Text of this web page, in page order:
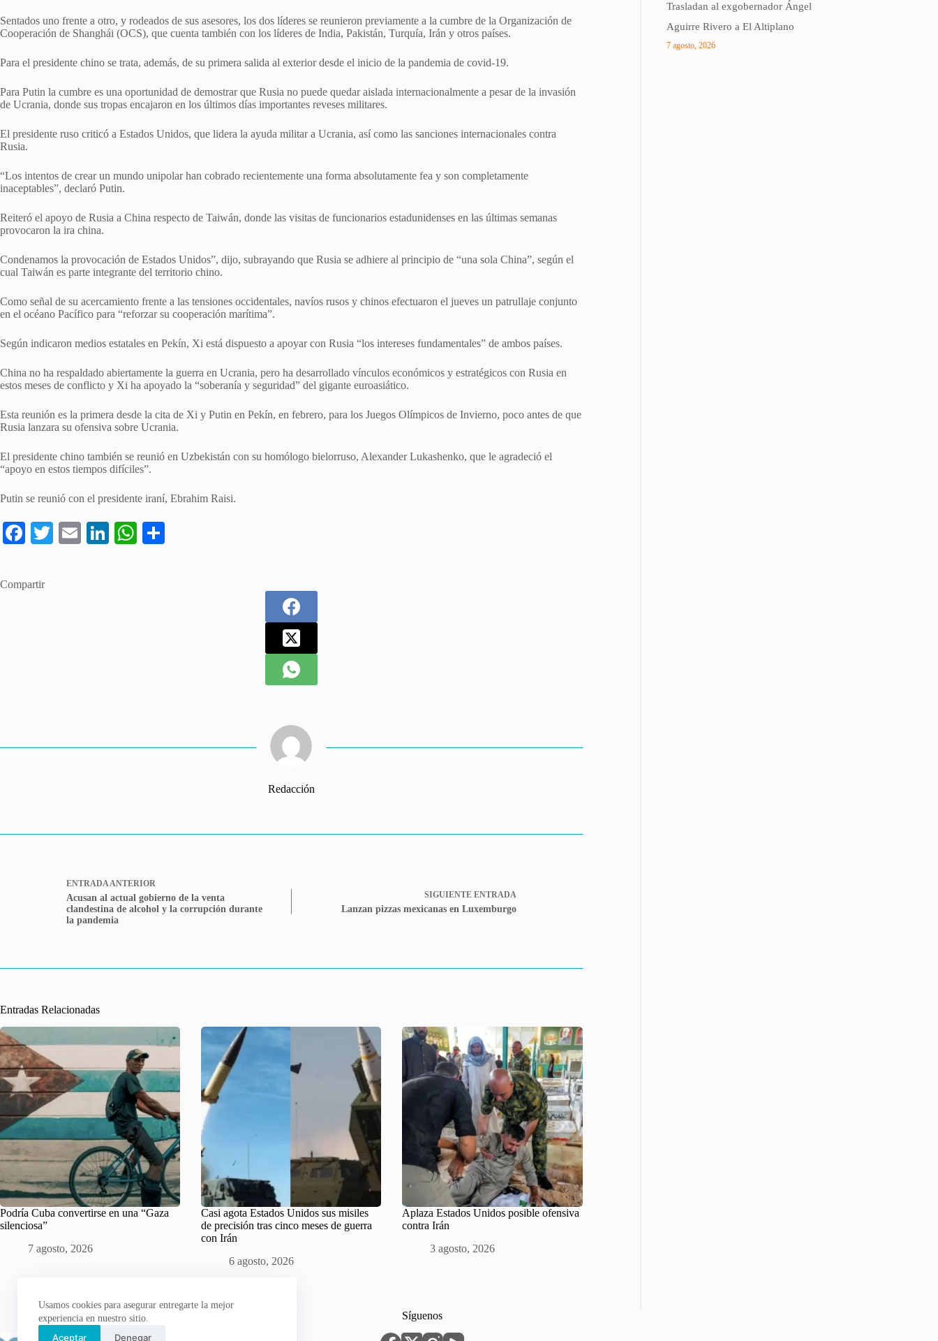
Usamos cookies para asegurar entregarte la mejor
experiencia en nuestro sitio.
Aceptar Denegar
Sentados uno frente a otro, y rodeados de sus asesores, los dos líderes se reunieron previamente a la cumbre de la Organización de
Cooperación de Shanghái (OCS), que cuenta también con los líderes de India, Pakistán, Turquía, Irán y otros países.
Para el presidente chino se trata, además, de su primera salida al exterior desde el inicio de la pandemia de covid-19.
Para Putin la cumbre es una oportunidad de demostrar que Rusia no puede quedar aislada internacionalmente a pesar de la invasión
de Ucrania, donde sus tropas encajaron en los últimos días importantes reveses militares.
El presidente ruso criticó a Estados Unidos, que lidera la ayuda militar a Ucrania, así como las sanciones internacionales contra
Rusia.
“Los intentos de crear un mundo unipolar han cobrado recientemente una forma absolutamente fea y son completamente
inaceptables”, declaró Putin.
Reiteró el apoyo de Rusia a China respecto de Taiwán, donde las visitas de funcionarios estadunidenses en las últimas semanas
provocaron la ira china.
Condenamos la provocación de Estados Unidos”, dijo, subrayando que Rusia se adhiere al principio de “una sola China”, según el
cual Taiwán es parte integrante del territorio chino.
Como señal de su acercamiento frente a las tensiones occidentales, navíos rusos y chinos efectuaron el jueves un patrullaje conjunto
en el océano Pacífico para “reforzar su cooperación marítima”.
Según indicaron medios estatales en Pekín, Xi está dispuesto a apoyar con Rusia “los intereses fundamentales” de ambos países.
China no ha respaldado abiertamente la guerra en Ucrania, pero ha desarrollado vínculos económicos y estratégicos con Rusia en
estos meses de conflicto y Xi ha apoyado la “soberanía y seguridad” del gigante euroasiático.
Esta reunión es la primera desde la cita de Xi y Putin en Pekín, en febrero, para los Juegos Olímpicos de Invierno, poco antes de que
Rusia lanzara su ofensiva sobre Ucrania.
El presidente chino también se reunió en Uzbekistán con su homólogo bielorruso, Alexander Lukashenko, que le agradeció el
“apoyo en estos tiempos difíciles”.
Putin se reunió con el presidente iraní, Ebrahim Raisi.
Fa
bo
T
E
Li
W
Compartir
Redacción
ENTRADAANTERIOR
Acusan al actual gobierno de la venta
clandestina de alcohol y la corrupción durante
la pandemia
SIGUIENTE ENTRADA
Lanzan pizzas mexicanas en Luxemburgo
Entradas Relacionadas
Podría Cuba convertirse en una “Gaza
silenciosa”
7 agosto, 2026
Casi agota Estados Unidos sus misiles
de precisión tras cinco meses de guerra
con Irán
6 agosto, 2026
Aplaza Estados Unidos posible ofensiva
contra Irán
3 agosto, 2026
Trasladan al exgobernador Ángel
Aguirre Rivero a El Altiplano
7 agosto, 2026
Síguenos